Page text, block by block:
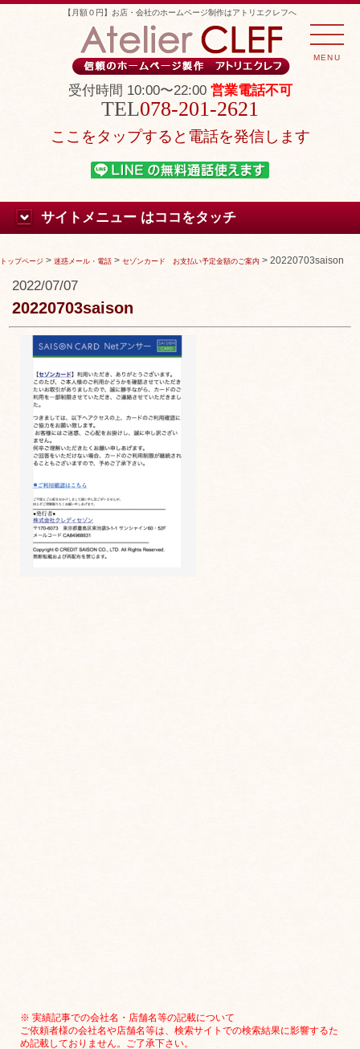
【月額０円】お店・会社のホームページ制作はアトリエクレフへ
受付時間 10:00〜22:00 営業電話不可
078-201-2621
ここをタップすると電話を発信します
サイトメニュー はココをタッチ
トップページ > 迷惑メール・電話 > セゾンカード お支払い予定金額のご案内 > 20220703saison
2022/07/07
20220703saison
※ 実績記事での会社名・店舗名等の記載について
ご依頼者様の会社名や店舗名等は、検索サイトでの検索結果に影響するた
め記載しておりません。ご了承下さい。
MENU